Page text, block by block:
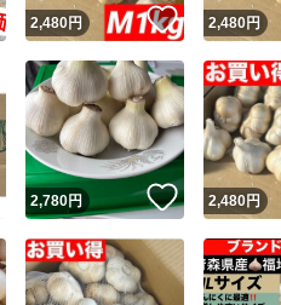
いいね！
2,480円 いいね！
2,480円
いいね！
2,780円 いいね！
2,480円